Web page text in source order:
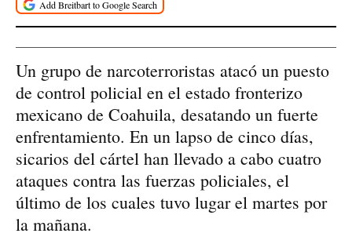
Un grupo de narcoterroristas atacó un puesto
de control policial en el estado fronterizo
mexicano de Coahuila, desatando un fuerte
enfrentamiento. En un lapso de cinco días,
sicarios del cártel han llevado a cabo cuatro
ataques contra las fuerzas policiales, el
último de los cuales tuvo lugar el martes por
la mañana.